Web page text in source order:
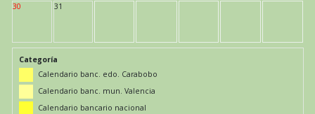
30 31
Categoría
Calendario banc. edo. Carabobo
Calendario banc. mun. Valencia
Calendario bancario nacional